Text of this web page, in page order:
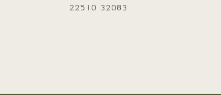
22510 32083